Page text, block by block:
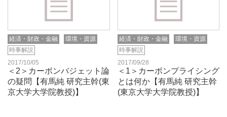
経済・財政・金融
環境・資源
時事解説
2017/10/05
＜2＞カーボンバジェット論
の疑問【有馬純 研究主幹(東
京大学大学院教授)】
経済・財政・金融
環境・資源
時事解説
2017/09/28
＜1＞カーボンプライシング
とは何か【有馬純 研究主幹
(東京大学大学院教授)】